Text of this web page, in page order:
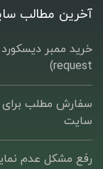
آخرین مطالب
request)
سفارش مطلب
سایت
رفع مشکل عدم